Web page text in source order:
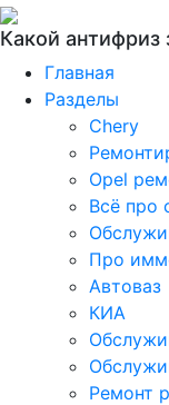
Какой антифриз
Главная
Разделы
Chery
Opel
Всё про
Про
Автоваз
КИА
Ремонт